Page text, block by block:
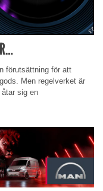
förutsättning för att
Men regelverket är
sig en